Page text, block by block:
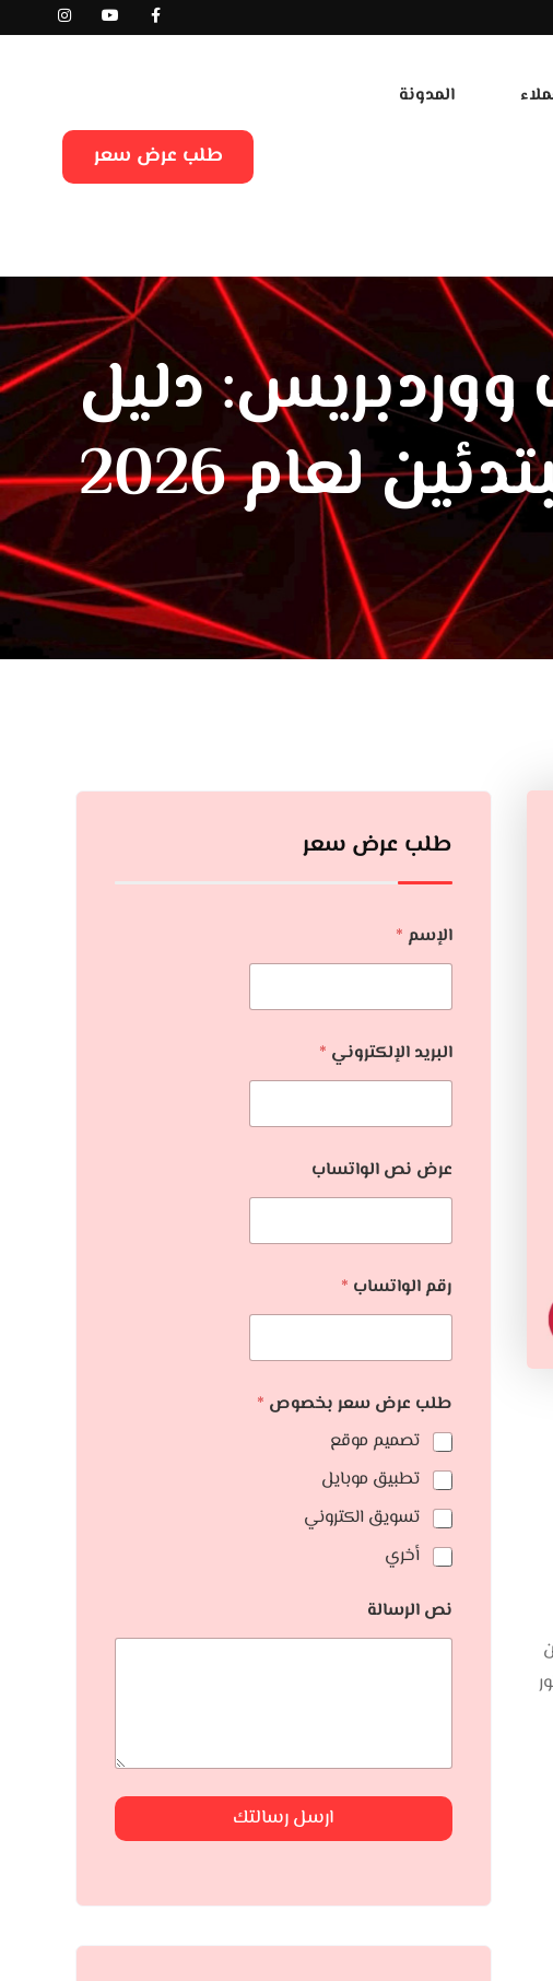
المدونة
طلب عرض سعر
ووردبريس: دليل
لعام 2026
طلب عرض سعر
الإسم *
البريد الإلكتروني *
عرض نص الواتساب
رقم الواتساب *
طلب عرض سعر بخصوص *
تصميم موقع
تطبيق موبايل
تسويق الكتروني
أخري
نص الرسالة
ارسل رسالتك